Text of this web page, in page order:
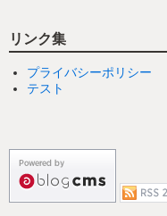
リンク集
プライバシーポリシー
テスト